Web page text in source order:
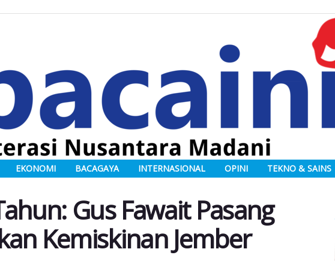
EKONOMI BACAGAYA INTERNASIONAL OPINI TEKNO & SAINS
Gus Fawait Pasang
Kemiskinan Jember